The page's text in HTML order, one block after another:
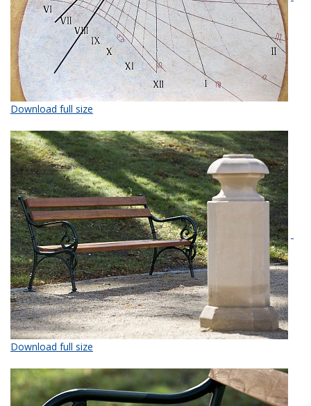
Download full size
Download full size